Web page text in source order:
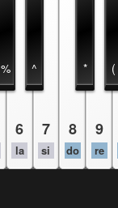
6
la
7
si
8
do
9
re
% ^ * (